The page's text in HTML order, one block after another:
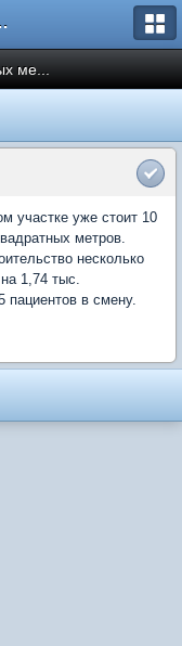
ме...
участке уже стоит 10
метров.
несколько
1,74 тыс.
пациентов в смену.